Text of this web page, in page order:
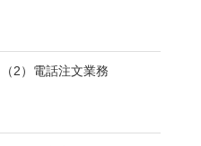
2）電話注文業務